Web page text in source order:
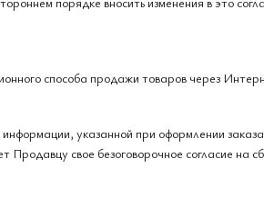
способа продажи товаров через
информации, указанной при оформлении
свое безоговорочное согласие на